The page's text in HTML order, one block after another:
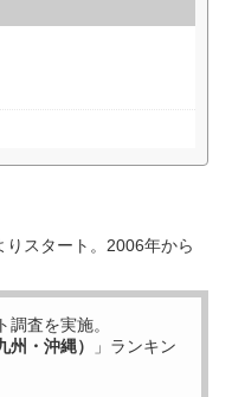
スタート。2006年から
調査を実施。
州・沖縄）
」ランキン